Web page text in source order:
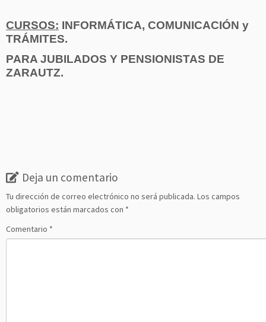
CURSOS: INFORMÁTICA, COMUNICACIÓN y
TRÁMITES.
PARA JUBILADOS Y PENSIONISTAS DE
ZARAUTZ.
Deja un comentario
Tu dirección de correo electrónico no será publicada. Los campos
obligatorios están marcados con *
Comentario *